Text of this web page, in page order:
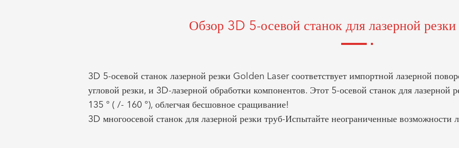
Обзор 3D 5-осевой станок для лазерной
3D 5-осевой станок лазерной резки Golden Laser соответствует импортной лазерной
угловой резки, и 3D-лазерной обработки компонентов. Этот 5-осевой станок для лазерной
135 ° ( /- 160 °), облегчая бесшовное сращивание!
3D многоосевой станок для лазерной резки труб-Испытайте неограниченные возможности